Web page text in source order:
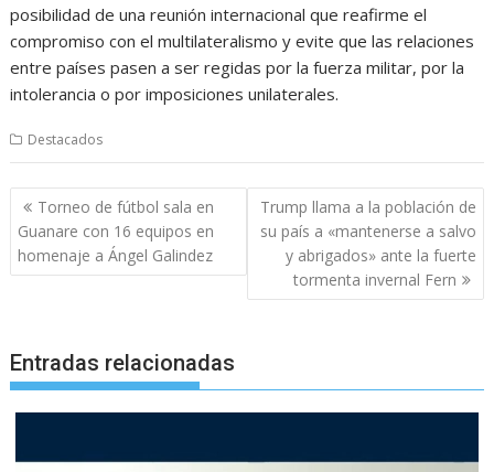
posibilidad de una reunión internacional que reafirme el
compromiso con el multilateralismo y evite que las relaciones
entre países pasen a ser regidas por la fuerza militar, por la
intolerancia o por imposiciones unilaterales.
Destacados
Navegación
de
entradas
Torneo de fútbol sala en
Guanare con 16 equipos en
homenaje a Ángel Galindez
Trump llama a la población de
su país a «mantenerse a salvo
y abrigados» ante la fuerte
tormenta invernal Fern
Entradas relacionadas